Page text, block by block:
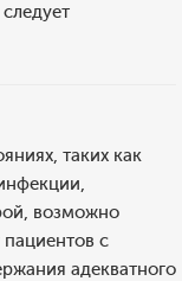
таких как
возможно
с
адекватного